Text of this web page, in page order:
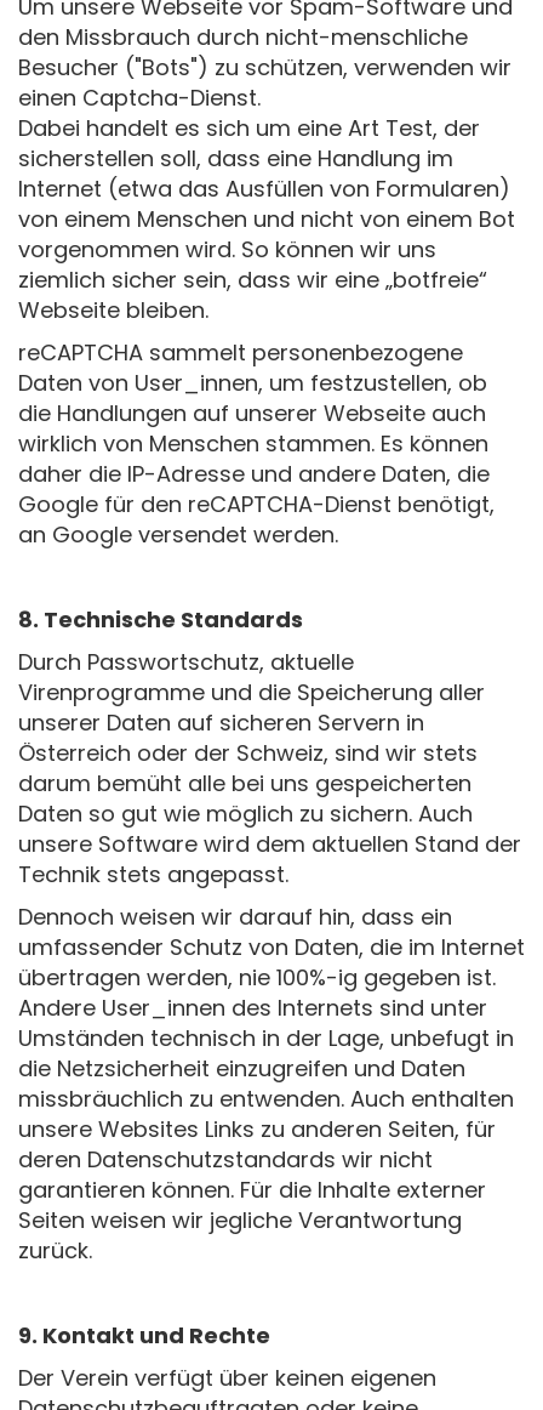
Um unsere Webseite vor Spam-Software und
den Missbrauch durch nicht-menschliche
Besucher ("Bots") zu schützen, verwenden wir
einen Captcha-Dienst.
Dabei handelt es sich um eine Art Test, der
sicherstellen soll, dass eine Handlung im
Internet (etwa das Ausfüllen von Formularen)
von einem Menschen und nicht von einem Bot
vorgenommen wird. So können wir uns
ziemlich sicher sein, dass wir eine „botfreie“
Webseite bleiben.
reCAPTCHA sammelt personenbezogene
Daten von User_innen, um festzustellen, ob
die Handlungen auf unserer Webseite auch
wirklich von Menschen stammen. Es können
daher die IP-Adresse und andere Daten, die
Google für den reCAPTCHA-Dienst benötigt,
an Google versendet werden.
8. Technische Standards
Durch Passwortschutz, aktuelle
Virenprogramme und die Speicherung aller
unserer Daten auf sicheren Servern in
Österreich oder der Schweiz, sind wir stets
darum bemüht alle bei uns gespeicherten
Daten so gut wie möglich zu sichern. Auch
unsere Software wird dem aktuellen Stand der
Technik stets angepasst.
Dennoch weisen wir darauf hin, dass ein
umfassender Schutz von Daten, die im Internet
übertragen werden, nie 100%-ig gegeben ist.
Andere User_innen des Internets sind unter
Umständen technisch in der Lage, unbefugt in
die Netzsicherheit einzugreifen und Daten
missbräuchlich zu entwenden. Auch enthalten
unsere Websites Links zu anderen Seiten, für
deren Datenschutzstandards wir nicht
garantieren können. Für die Inhalte externer
Seiten weisen wir jegliche Verantwortung
zurück.
9. Kontakt und Rechte
Der Verein verfügt über keinen eigenen